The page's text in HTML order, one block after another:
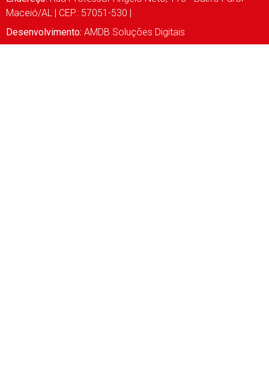
Maceió/AL | CEP.: 57051-530 |
Desenvolvimento: AMDB Soluções Digitais